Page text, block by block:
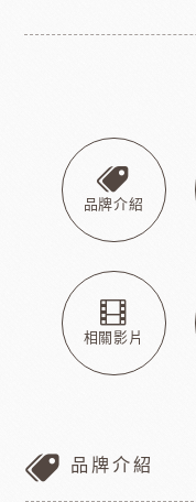
品牌介紹
相關影片
品牌介紹